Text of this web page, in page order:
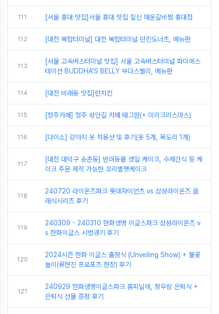
111 [서울 홍대 맛집]서울 홍대 맛집 짚신 매운갈비찜 홍대점
112 [대전 복합터미널] 대전 복합터미널 던킨도너츠, 메뉴판
113
[서울 고속버스터미널 맛집] 서울 고속버스터미널 파미에스
테이션 BUDDHA'S BELLY 부다스벨리, 메뉴판
114 [대전 비래동 맛집]런치킨
115 [청주카페] 청주 성안길 카페 태그원(+ 미리크리스마스)
116 [다이소] 강아지 옷 착용샷 및 후기(옷 5개, 목도리 1개)
117
[대전 대덕구 송촌동] 반려동물 생일 케이크, 수제간식 등 케
이크 주문 제작 가능한 꼬리별펫케이크
118
240720 라이온즈파크 롯데자이언츠 vs 삼성라이온즈 클
래식시리즈 후기
119
240309 - 240310 한화생명 이글스파크 삼성라이온즈 v
s 한화이글스 시범경기 후기
120
2024시즌 한화 이글스 출정식 (Unveiling Show) + 불꽃
놀이(류현진 프로포즈 현장) 후기
121
240929 한화생명이글스파크 홈피날레, 정우람 은퇴식 +
은퇴식 선물 증정 후기